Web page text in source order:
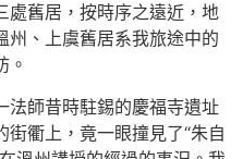
處舊居，按時序之遠近，地
州、上虞舊居系我旅途中的
。
法師昔時駐錫的慶福寺遺址
衢上，竟一眼撞見了“朱自